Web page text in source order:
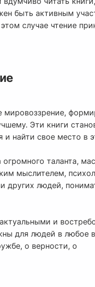
быть активным
случае чтение
мировоззрение,
Эти книги
и найти свое место в
таланта,
мыслителем,
других людей,
и
для людей в любое
о верности, о